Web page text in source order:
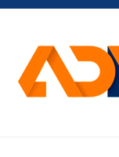
Ir
conteúdo